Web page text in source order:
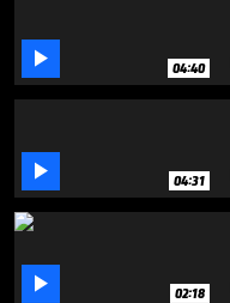
 04:40
 04:31
 02:18